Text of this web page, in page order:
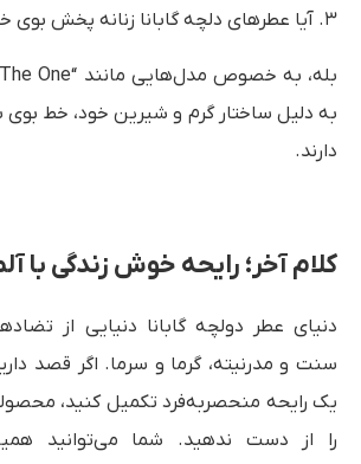
۳. آیا عطرهای دلچه گابانا زنانه پخش بوی خوبی دارند؟
به دلیل ساختار گرم و شیرین خود، خط بوی
دارند.
کلام آخر؛ رایحه خوش زندگی با
دنیای عطر دولچه گابانا دنیایی از
سنت و مدرنیته، گرما و سرما. اگر قصد
یک رایحه منحصر‌به‌فرد تکمیل کنید،
را از دست ندهید. شما می‌توانید